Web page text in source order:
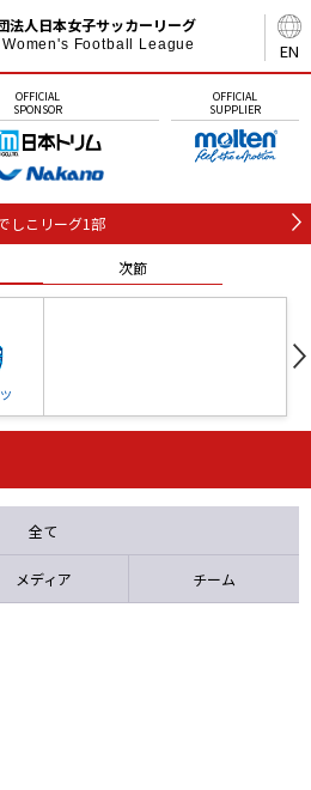
EN
法人日本女子サッカーリーグ
Football League
OFFICIAL
SPONSOR
OFFICIAL
SUPPLIER
しこリーグ1部
次節
石人の星
全て
メディア チーム